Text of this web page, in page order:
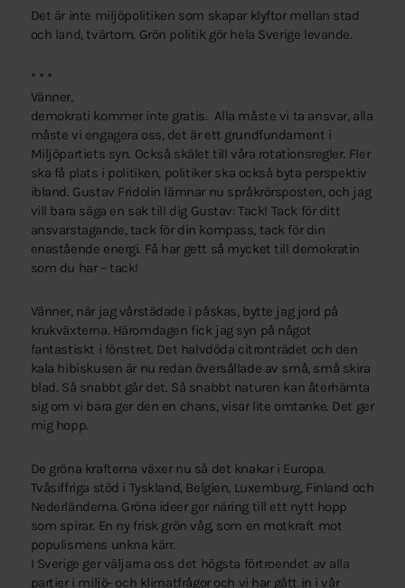
Det är inte miljöpolitiken som skapar klyftor mellan stad
och land, tvärtom. Grön politik gör hela Sverige levande.
* * *
Vänner,
demokrati kommer inte gratis. Alla måste vi ta ansvar, alla
måste vi engagera oss, det är ett grundfundament i
Miljöpartiets syn. Också skälet till våra rotationsregler. Fler
ska få plats i politiken, politiker ska också byta perspektiv
ibland. Gustav Fridolin lämnar nu språkrörsposten, och jag
vill bara säga en sak till dig Gustav: Tack! Tack för ditt
ansvarstagande, tack för din kompass, tack för din
enastående energi. Få har gett så mycket till demokratin
som du har – tack!
Vänner, när jag vårstädade i påskas, bytte jag jord på
krukväxterna. Häromdagen fick jag syn på något
fantastiskt i fönstret. Det halvdöda citronträdet och den
kala hibiskusen är nu redan översållade av små, små skira
blad. Så snabbt går det. Så snabbt naturen kan återhämta
sig om vi bara ger den en chans, visar lite omtanke. Det ger
mig hopp.
De gröna krafterna växer nu så det knakar i Europa.
Tvåsiffriga stöd i Tyskland, Belgien, Luxemburg, Finland och
Nederländerna. Gröna ideer ger näring till ett nytt hopp
som spirar. En ny frisk grön våg, som en motkraft mot
populismens unkna kärr.
I Sverige ger väljarna oss det högsta förtroendet av alla
partier i miljö- och klimatfrågor och vi har gått in i vår